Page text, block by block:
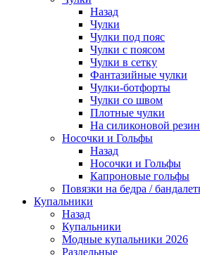
Назад
Чулки
Чулки под пояс
Чулки с поясом
Чулки в сетку
Фантазийные чулки
Чулки-ботфорты
Чулки со швом
Плотные чулки
На силиконовой
Носочки и Гольфы
Назад
Носочки и Гольфы
Капроновые гольфы
Повязки на бедра /
Купальники
Назад
Купальники
Модные купальники 2026
Раздельные